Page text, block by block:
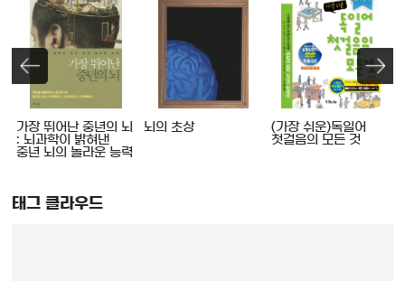
가장 뛰어난 중년의 뇌
: 뇌과학이 밝혀낸
중년 뇌의 놀라운 능력
뇌의 초상
(가장 쉬운)독일어
첫걸음의 모든 것
태그 클라우드